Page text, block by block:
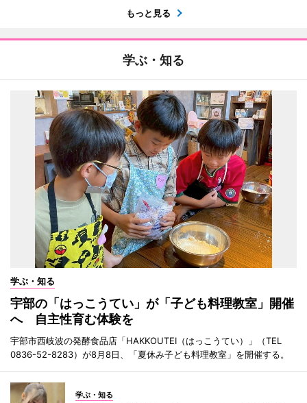
もっと見る
学ぶ・知る
学ぶ・知る
宇部の「はっこうてい」が「子ども料理教室」開催
へ 自主性育む体験を
宇部市西岐波の発酵食品店「HAKKOUTEI（はっこうてい）」（TEL
0836-52-8283）が8月8日、「夏休み子ども料理教室」を開催する。
学ぶ・知る